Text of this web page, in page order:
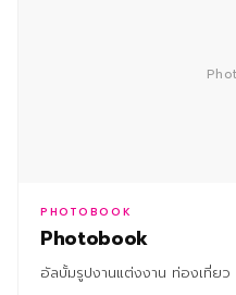
PHOTOBOOK
Photobook
อัลบั้มรูปงานแต่งงาน ท่องเที่ย